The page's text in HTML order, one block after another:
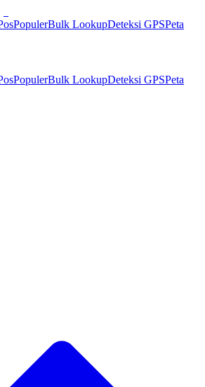
PopulerBulk LookupDeteksi GPSPeta
PopulerBulk LookupDeteksi GPSPeta